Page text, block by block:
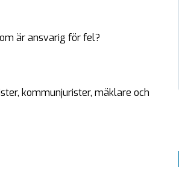
är ansvarig för fel?
kommunjurister, mäklare och